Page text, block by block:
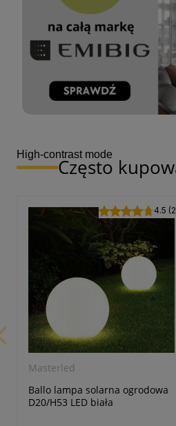
High-contrast mode
Często
Masterled
Ballo lampa solarna ogrodowa
D20/H53 LED biała
4.5